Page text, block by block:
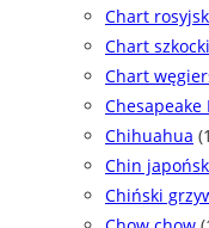
Chart
Chart szkocki
Chart
Chihuahua
Chin
Chiński